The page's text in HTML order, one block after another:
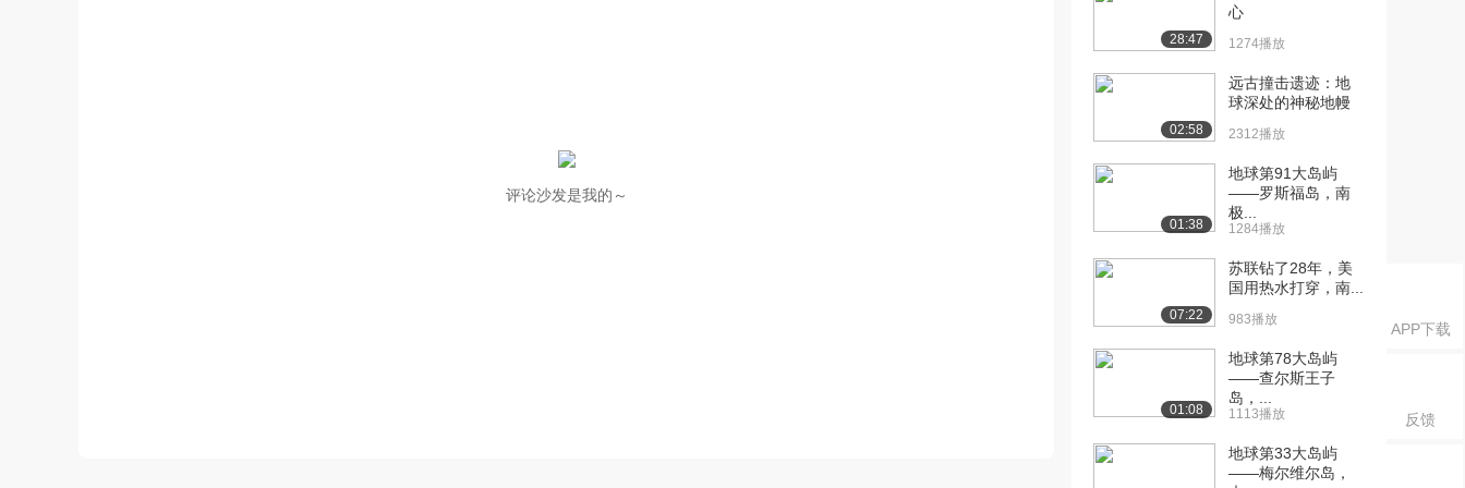
APP下载
反馈
评论沙发是我的～
28:47
心
1274播放
02:58
远古撞击遗迹：地
球深处的神秘地幔
2312播放
01:38
地球第91大岛屿
——罗斯福岛，南
极...
1284播放
07:22
苏联钻了28年，美
国用热水打穿，南...
983播放
01:08
地球第78大岛屿
——查尔斯王子
岛，...
1113播放
地球第33大岛屿
——梅尔维尔岛，